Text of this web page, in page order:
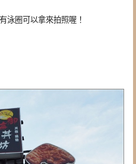
泳圈可以拿來拍照喔！